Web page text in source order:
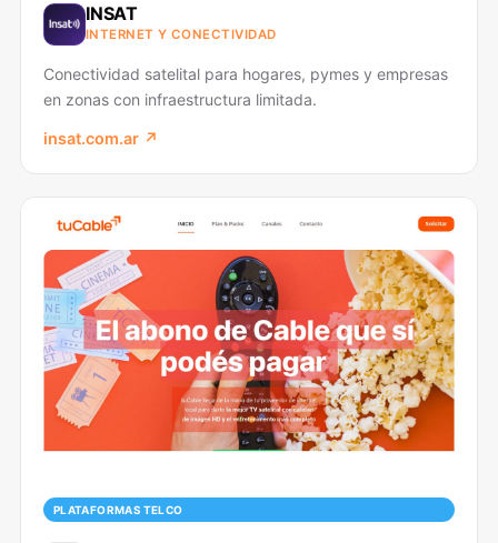
INSAT
INTERNET Y CONECTIVIDAD
Conectividad satelital para hogares, pymes y empresas
en zonas con infraestructura limitada.
insat.com.ar ↗
PLATAFORMAS TELCO